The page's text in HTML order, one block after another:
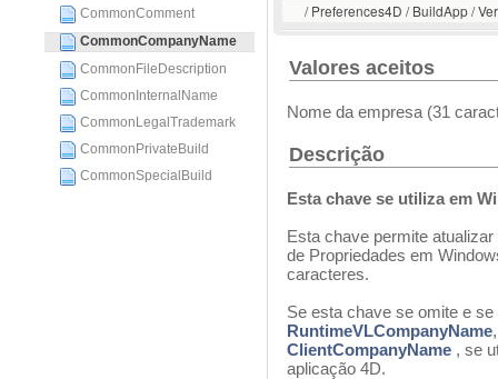
CommonComment
CommonCompanyName
CommonFileDescription
CommonInternalName
CommonLegalTrademark
CommonPrivateBuild
CommonSpecialBuild
/ Preferences4D / BuildApp /
Valores aceitos
Nome da empresa (31
Descrição
Esta chave se utiliza em
Esta chave permite
de Propriedades em
caracteres.
Se esta chave se omite e
RuntimeVLCompanyName
ClientCompanyName , se
aplicação 4D.